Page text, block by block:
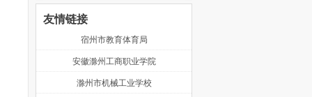
友情链接
宿州市教育体育局
安徽滁州工商职业学院
滁州市机械工业学校